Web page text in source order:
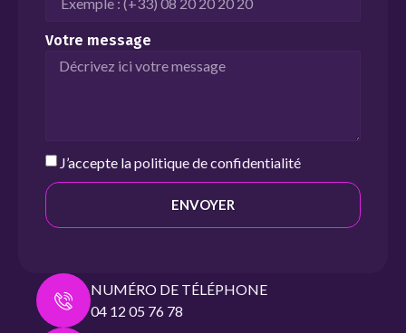
NUMÉRO DE TÉLÉPHONE
04 12 05 76 78
Votre message
J’accepte lapolitique de confidentialité
ENVOYER